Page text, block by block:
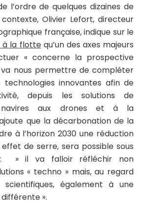
l’ordre de quelques dizaines de
Olivier Lefort, directeur
française, indique sur le
à la flottequ’un des axes majeurs
« concerne la prospective
va nous permettre de compléter
technologies innovantes afin de
depuis les solutions de
navires aux drones et à la
que la décarbonation de la
à l’horizon 2030 une réduction
de serre, sera possible sous
: » il va falloir réfléchir non
« techno » mais, au regard
scientifiques, également à une
».